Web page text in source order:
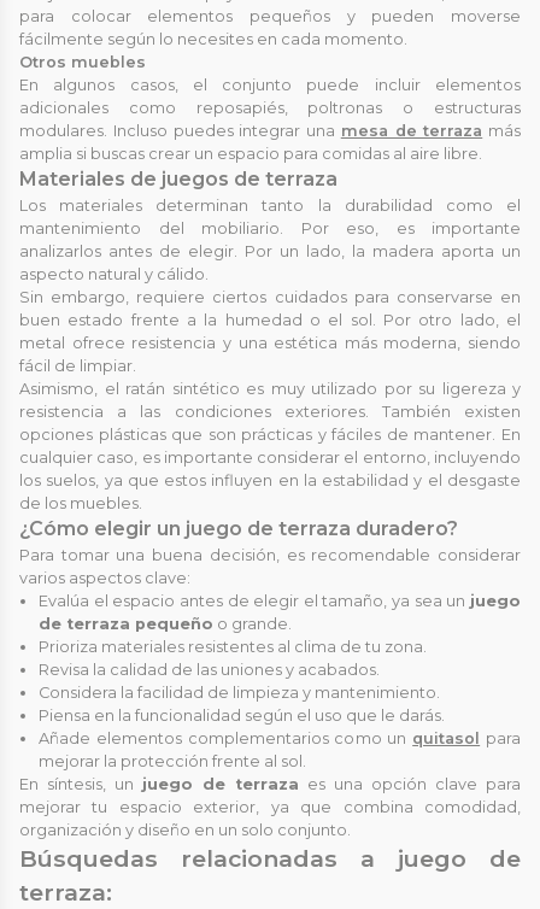
para colocar elementos pequeños y pueden moverse
fácilmente según lo necesites en cada momento.
Otros muebles
En algunos casos, el conjunto puede incluir elementos
adicionales como reposapiés, poltronas o estructuras
modulares. Incluso puedes integrar una mesa de terraza más
amplia si buscas crear un espacio para comidas al aire libre.
Materiales de juegos de terraza
Los materiales determinan tanto la durabilidad como el
mantenimiento del mobiliario. Por eso, es importante
analizarlos antes de elegir. Por un lado, la madera aporta un
aspecto natural y cálido.
Sin embargo, requiere ciertos cuidados para conservarse en
buen estado frente a la humedad o el sol. Por otro lado, el
metal ofrece resistencia y una estética más moderna, siendo
fácil de limpiar.
Asimismo, el ratán sintético es muy utilizado por su ligereza y
resistencia a las condiciones exteriores. También existen
opciones plásticas que son prácticas y fáciles de mantener. En
cualquier caso, es importante considerar el entorno, incluyendo
los suelos, ya que estos influyen en la estabilidad y el desgaste
de los muebles.
¿Cómo elegir un juego de terraza duradero?
Para tomar una buena decisión, es recomendable considerar
varios aspectos clave:
Evalúa el espacio antes de elegir el tamaño, ya sea un juego
de terraza pequeño o grande.
Prioriza materiales resistentes al clima de tu zona.
Revisa la calidad de las uniones y acabados.
Considera la facilidad de limpieza y mantenimiento.
Piensa en la funcionalidad según el uso que le darás.
Añade elementos complementarios como un quitasol
para
mejorar la protección frente al sol.
En síntesis, un juego de terraza es una opción clave para
mejorar tu espacio exterior, ya que combina comodidad,
organización y diseño en un solo conjunto.
Búsquedas relacionadas a juego de
terraza: